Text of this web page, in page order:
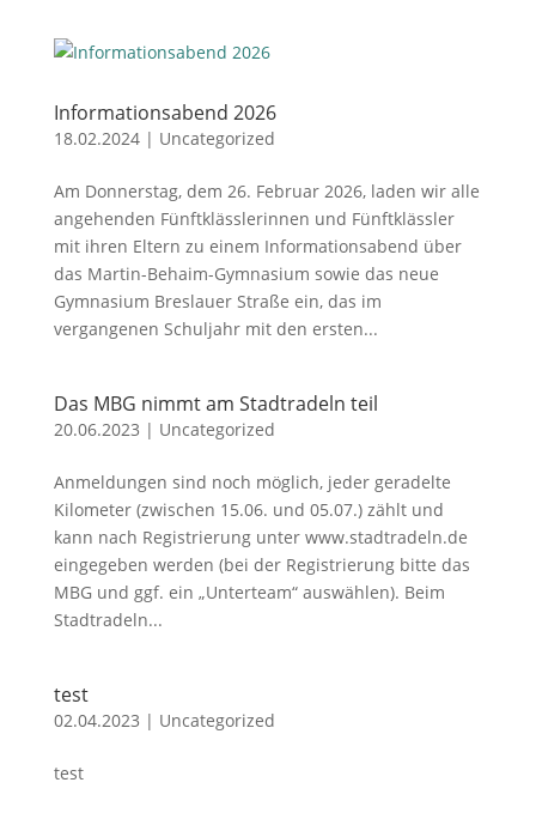
Informationsabend 2026
18.02.2024| Uncategorized
Am Donnerstag, dem 26. Februar 2026, laden wir alle
angehenden Fünftklässlerinnen und Fünftklässler
mit ihren Eltern zu einem Informationsabend über
das Martin-Behaim-Gymnasium sowie das neue
Gymnasium Breslauer Straße ein, das im
vergangenen Schuljahr mit den ersten...
Das MBG nimmt am Stadtradeln teil
20.06.2023 | Uncategorized
Anmeldungen sind noch möglich, jeder geradelte
Kilometer (zwischen 15.06. und 05.07.) zählt und
kann nach Registrierung unter www.stadtradeln.de
eingegeben werden (bei der Registrierung bitte das
MBG und ggf. ein „Unterteam“ auswählen). Beim
Stadtradeln...
test
02.04.2023 | Uncategorized
test